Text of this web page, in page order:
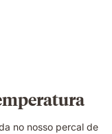
no nosso percal de